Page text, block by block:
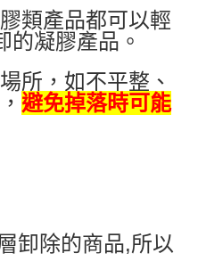
類產品都可以輕
的凝膠產品。
所，如不平整、
避免掉落時可能
卸除的商品,所以